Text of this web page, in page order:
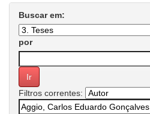
Buscar em:
por
Filtros correntes: